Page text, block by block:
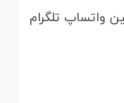
واتساپ تلگرام